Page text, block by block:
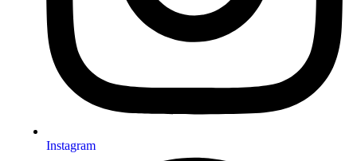
Instagram